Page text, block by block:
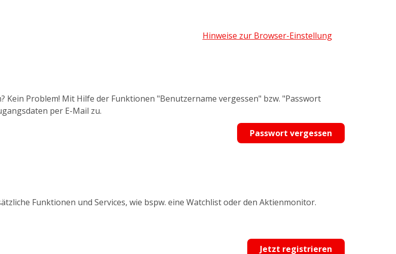
Hinweise zur Browser-Einstellung
Problem! Mit Hilfe der Funktionen "Benutzername vergessen" bzw. "Passwort
per E-Mail zu.
Passwort vergessen
Funktionen und Services, wie bspw. eine Watchlist oder den Aktienmonitor.
Jetzt registrieren